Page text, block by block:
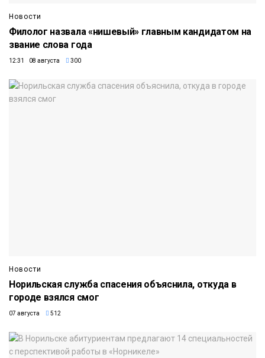
Новости
Филолог назвала «нишевый» главным кандидатом на
звание слова года
12:31 08 августа 300
Новости
Норильская служба спасения объяснила, откуда в
городе взялся смог
07 августа 512